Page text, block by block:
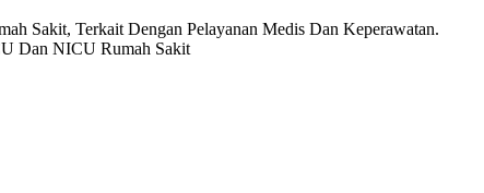
Sakit, Terkait Dengan Pelayanan Medis Dan Keperawatan.
Dan NICU Rumah Sakit